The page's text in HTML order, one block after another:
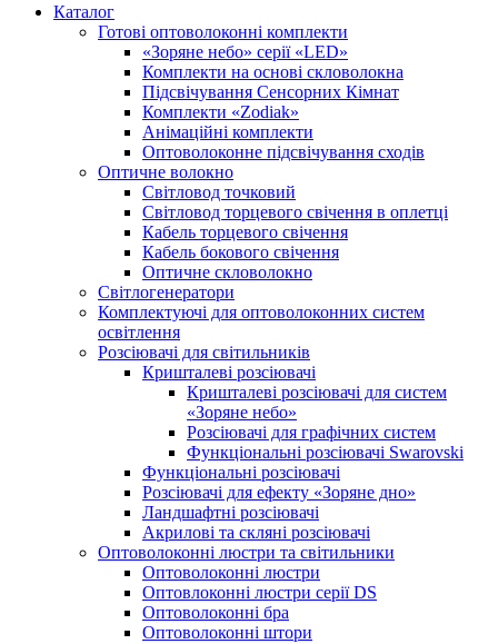
Каталог
Готові оптоволоконні комплекти
«Зоряне небо» серії «LED»
Комплекти на основі скловолокна
Підсвічування Сенсорних Кімнат
Комплекти «Zodiak»
Анімаційні комплекти
Оптоволоконне підсвічування сходів
Оптичне волокно
Світловод точковий
Світловод торцевого свічення в оплетці
Кабель торцевого свічення
Кабель бокового свічення
Оптичне скловолокно
Світлогенератори
Комплектуючі для оптоволоконних систем
освітлення
Розсіювачі для світильників
Кришталеві розсіювачі
Кришталеві розсіювачі для систем
«Зоряне небо»
Розсіювачі для графічних систем
Функціональні розсіювачі Swarovski
Функціональні розсіювачі
Розсіювачі для ефекту «Зоряне дно»
Ландшафтні розсіювачі
Акрилові та скляні розсіювачі
Оптоволоконні люстри та світильники
Оптоволоконні люстри
Оптовлоконні люстри серії DS
Оптоволоконні бра
Оптоволоконні штори